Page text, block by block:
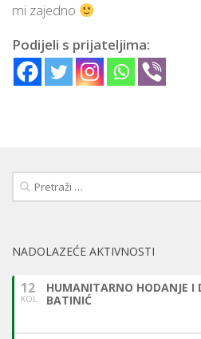
mi zajedno
Podijeli s prijateljima:
Pretraži:
NADOLAZEĆE AKTIVNOSTI
12
KOL
HUMANITARNO HODANJE I
BATINIĆ